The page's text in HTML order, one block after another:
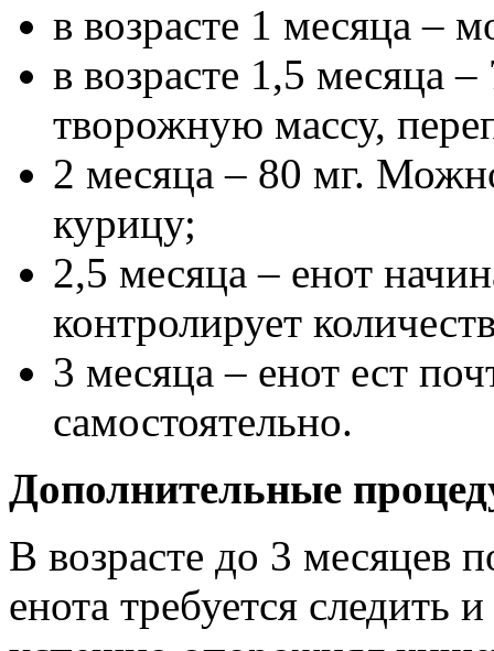
в возрасте 1 месяца –
в возрасте 1,5 месяца
творожную массу,
2 месяца – 80 мг.
курицу;
2,5 месяца – енот
контролирует
3 месяца – енот ест
самостоятельно.
Дополнительные
В возрасте до 3 месяцев
енота требуется следить